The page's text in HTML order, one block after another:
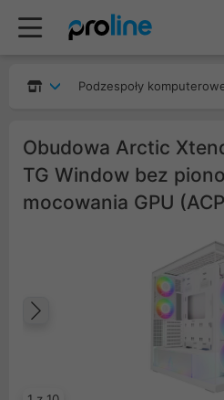
Podzespoły
Obudowa Arctic
TG Window bez
mocowania GPU
Poprzedni